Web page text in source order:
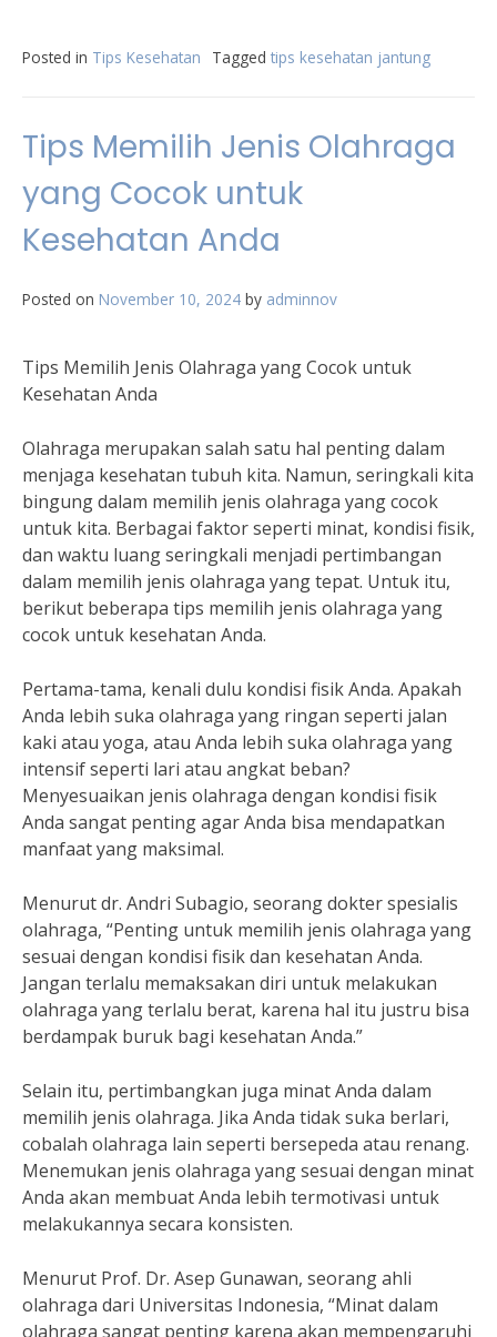
Posted in Tips Kesehatan Tagged tips kesehatan jantung
Tips Memilih Jenis Olahraga
yang Cocok untuk
Kesehatan Anda
Posted on November 10, 2024 by adminnov
Tips Memilih Jenis Olahraga yang Cocok untuk
Kesehatan Anda
Olahraga merupakan salah satu hal penting dalam
menjaga kesehatan tubuh kita. Namun, seringkali kita
bingung dalam memilih jenis olahraga yang cocok
untuk kita. Berbagai faktor seperti minat, kondisi fisik,
dan waktu luang seringkali menjadi pertimbangan
dalam memilih jenis olahraga yang tepat. Untuk itu,
berikut beberapa tips memilih jenis olahraga yang
cocok untuk kesehatan Anda.
Pertama-tama, kenali dulu kondisi fisik Anda. Apakah
Anda lebih suka olahraga yang ringan seperti jalan
kaki atau yoga, atau Anda lebih suka olahraga yang
intensif seperti lari atau angkat beban?
Menyesuaikan jenis olahraga dengan kondisi fisik
Anda sangat penting agar Anda bisa mendapatkan
manfaat yang maksimal.
Menurut dr. Andri Subagio, seorang dokter spesialis
olahraga, “Penting untuk memilih jenis olahraga yang
sesuai dengan kondisi fisik dan kesehatan Anda.
Jangan terlalu memaksakan diri untuk melakukan
olahraga yang terlalu berat, karena hal itu justru bisa
berdampak buruk bagi kesehatan Anda.”
Selain itu, pertimbangkan juga minat Anda dalam
memilih jenis olahraga. Jika Anda tidak suka berlari,
cobalah olahraga lain seperti bersepeda atau renang.
Menemukan jenis olahraga yang sesuai dengan minat
Anda akan membuat Anda lebih termotivasi untuk
melakukannya secara konsisten.
Menurut Prof. Dr. Asep Gunawan, seorang ahli
olahraga dari Universitas Indonesia, “Minat dalam
olahraga sangat penting karena akan mempengaruhi